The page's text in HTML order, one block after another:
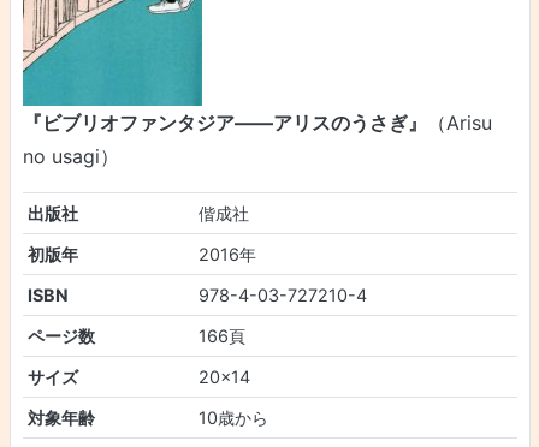
『ビブリオファンタジア――アリスのうさぎ』
（Arisu
no usagi）
出版社
偕成社
初版年
2016年
ISBN
978-4-03-727210-4
ページ数
166頁
サイズ
20×14
対象年齢
10歳から